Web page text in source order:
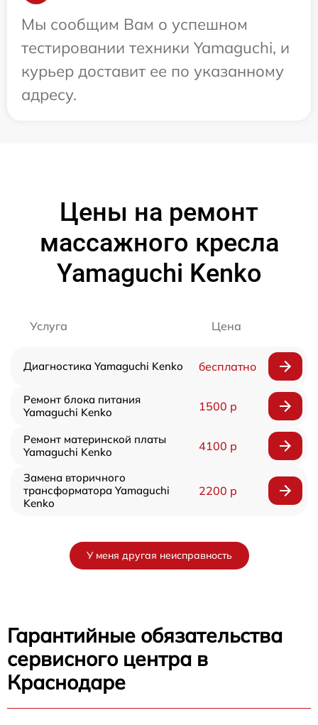
Мы сообщим Вам о успешном
тестировании техники Yamaguchi, и
курьер доставит ее по указанному
адресу.
Цены на ремонт
массажного кресла
Yamaguchi Kenko
Услуга Цена
Диагностика Yamaguchi Kenko бесплатно
Ремонт блока питания
Yamaguchi Kenko
1500 р
Ремонт материнской платы
Yamaguchi Kenko
4100 р
Замена вторичного
трансформатора Yamaguchi
Kenko
2200 р
У меня другая неисправность
Гарантийные обязательства
сервисного центра в
Краснодаре